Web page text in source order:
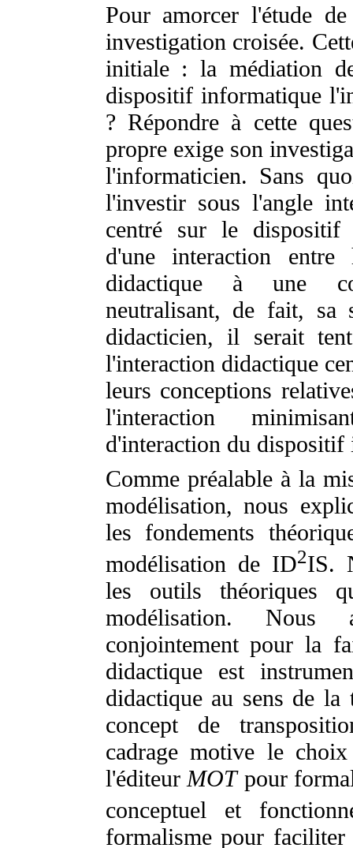
Pour amorcer l'étude
investigation croisée.
initiale : la médiation
dispositif informatique
? Répondre à cette
propre exige son
l'informaticien. Sans
l'investir sous l'angle
centré sur le dispositif
d'une interaction entre
didactique à une
neutralisant, de fait, sa
didacticien, il serait
l'interaction didactique
leurs conceptions
l'interaction
d'interaction du dispositif
Comme préalable à la
modélisation, nous
les fondements
modélisation de ID2IS.
les outils théoriques
modélisation.
conjointement pour la
didactique est
didactique au sens de
concept de
cadrage motive le
l'éditeur MOTpour
conceptuel et
formalisme pour faciliter